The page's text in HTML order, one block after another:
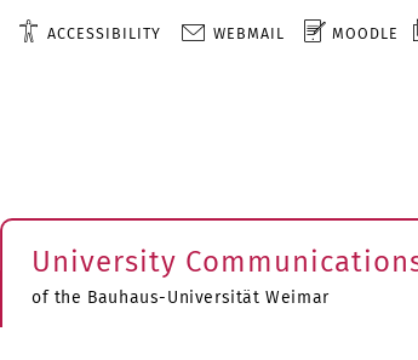
ACCESSIBILITY WEBMAIL MOODLE
University
of the Bauhaus-Universität Weimar